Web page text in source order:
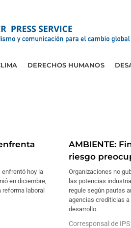
DERECHOS HUMANOS
enfrentó hoy la
en diciembre,
laboral
AMBIENTE:
riesgo
Organizaciones no
las potencias
regule según pautas
agencias crediticias
desarrollo.
Corresponsal de IPS